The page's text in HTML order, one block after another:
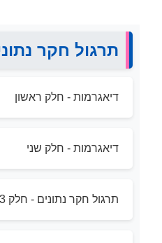
תרגול חקר
דיאגרמות - חלק ראשון
דיאגרמות - חלק שני
תרגול חקר נתונים - חלק 3